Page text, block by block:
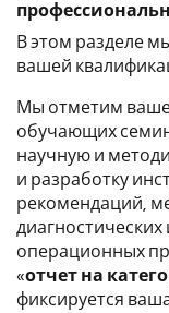
В этом разделе
вашей
Мы отметим ваше
обучающих
научную и
и разработку
рекомендаций,
операционных
«отчет на
фиксируется